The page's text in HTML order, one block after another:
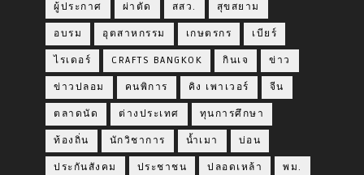
ผู้ประกาศ ผ่าตัด สสว. สุขสยาม
อบรม อุตสาหกรรม เกษตรกร เบียร์
ไรเดอร์ CRAFTS BANGKOK กินเจ ข่าว
ข่าวปลอม คนพิการ คิง เพาเวอร์ จีน
ตลาดนัด ต่างประเทศ ทุนการศึกษา
ท้องถิ่น นักวิชาการ น้ำเมา บ่อน
ประกันสังคม ประชาชน ปลอดเหล้า พม.